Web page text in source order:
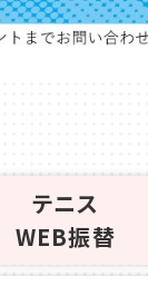
テニス
WEB振替